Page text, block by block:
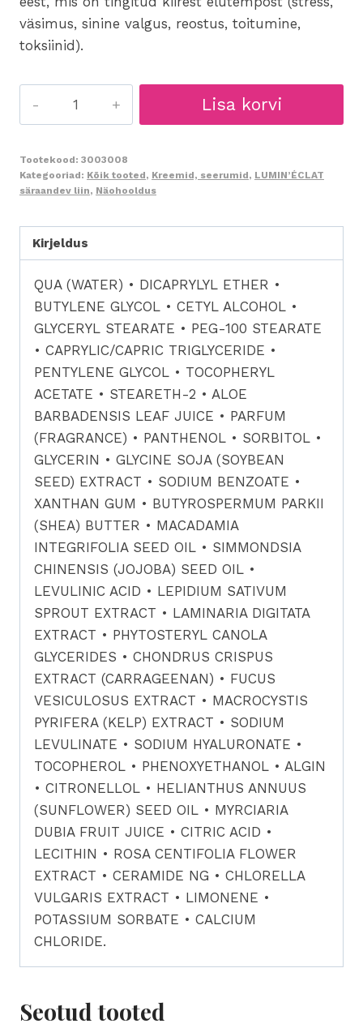
väsimus, sinine valgus, reostus, toitumine,
toksiinid).
Cream
50ml
kaunistav
särakreem
Lisa korvi
Tootekood: 3003008
Kategooriad: Kõik tooted, Kreemid, seerumid, LUMIN’ÉCLAT
säraandev liin, Näohooldus
Kirjeldus
QUA (WATER) • DICAPRYLYL ETHER •
BUTYLENE GLYCOL • CETYL ALCOHOL •
GLYCERYL STEARATE • PEG-100 STEARATE
• CAPRYLIC/CAPRIC TRIGLYCERIDE •
PENTYLENE GLYCOL • TOCOPHERYL
ACETATE • STEARETH-2 • ALOE
BARBADENSIS LEAF JUICE • PARFUM
(FRAGRANCE) • PANTHENOL • SORBITOL •
GLYCERIN • GLYCINE SOJA (SOYBEAN
SEED) EXTRACT • SODIUM BENZOATE •
XANTHAN GUM • BUTYROSPERMUM PARKII
(SHEA) BUTTER • MACADAMIA
INTEGRIFOLIA SEED OIL • SIMMONDSIA
CHINENSIS (JOJOBA) SEED OIL •
LEVULINIC ACID • LEPIDIUM SATIVUM
SPROUT EXTRACT • LAMINARIA DIGITATA
EXTRACT • PHYTOSTERYL CANOLA
GLYCERIDES • CHONDRUS CRISPUS
EXTRACT (CARRAGEENAN) • FUCUS
VESICULOSUS EXTRACT • MACROCYSTIS
PYRIFERA (KELP) EXTRACT • SODIUM
LEVULINATE • SODIUM HYALURONATE •
TOCOPHEROL • PHENOXYETHANOL • ALGIN
• CITRONELLOL • HELIANTHUS ANNUUS
(SUNFLOWER) SEED OIL • MYRCIARIA
DUBIA FRUIT JUICE • CITRIC ACID •
LECITHIN • ROSA CENTIFOLIA FLOWER
EXTRACT • CERAMIDE NG • CHLORELLA
VULGARIS EXTRACT • LIMONENE •
POTASSIUM SORBATE • CALCIUM
CHLORIDE.
Seotud tooted